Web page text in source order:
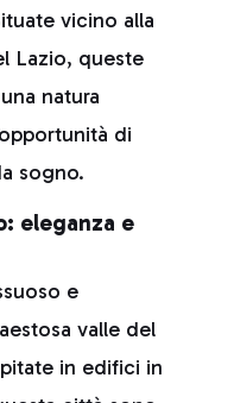
vicino alla
Lazio, queste
natura
di
sogno.
eleganza e
e
valle del
in edifici in